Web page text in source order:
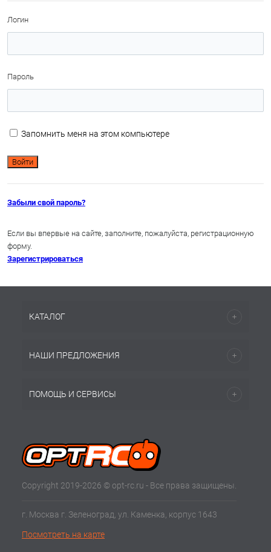
Логин
Пароль
Запомнить меня на этом компьютере
Забыли свой пароль?
Если вы впервые на сайте, заполните, пожалуйста, регистрационную
форму.
Зарегистрироваться
КАТАЛОГ
НАШИ ПРЕДЛОЖЕНИЯ
ПОМОЩЬ И СЕРВИСЫ
Copyright 2019-2026 © opt-rc.ru - Все права защищены.
г. Москва г. Зеленоград, ул. Каменка, корпус 1643
Посмотреть на карте